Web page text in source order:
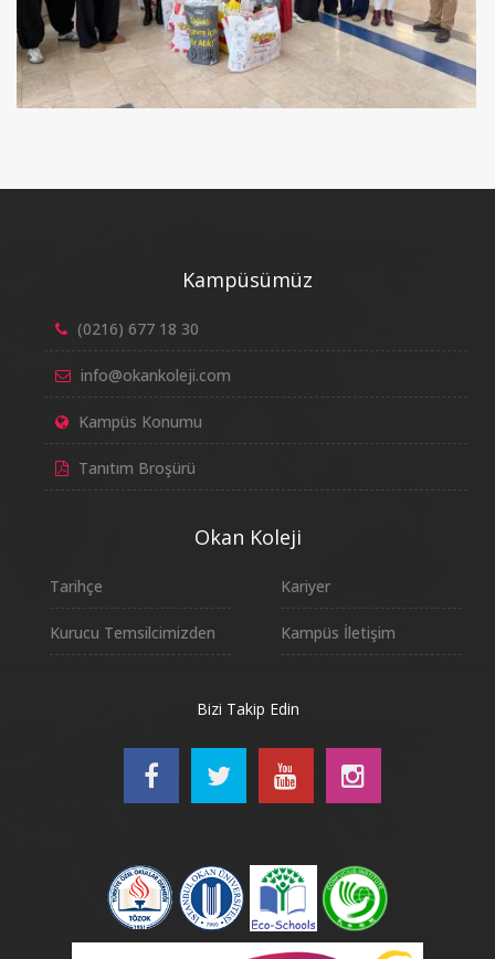
Kampüsümüz
(0216) 677 18 30
info@okankoleji.com
Kampüs Konumu
Tanıtım Broşürü
Okan Koleji
Tarihçe
Kurucu Temsilcimizden
Kariyer
Kampüs İletişim
Bizi Takip Edin